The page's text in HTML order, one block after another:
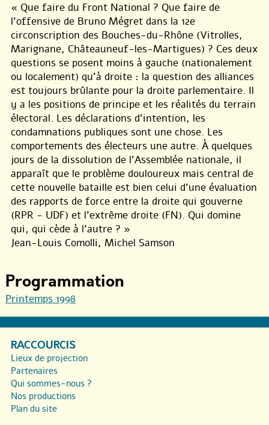
« Que faire du Front National ? Que faire de
l’offensive de Bruno Mégret dans la 12e
circonscription des Bouches-du-Rhône (Vitrolles,
Marignane, Châteauneuf-les-Martigues) ? Ces deux
questions se posent moins à gauche (nationalement
ou localement) qu’à droite : la question des alliances
est toujours brûlante pour la droite parlementaire. Il
y a les positions de principe et les réalités du terrain
électoral. Les déclarations d’intention, les
condamnations publiques sont une chose. Les
comportements des électeurs une autre. À quelques
jours de la dissolution de l’Assemblée nationale, il
apparaît que le problème douloureux mais central de
cette nouvelle bataille est bien celui d’une évaluation
des rapports de force entre la droite qui gouverne
(RPR - UDF) et l’extrême droite (FN). Qui domine
qui, qui cède à l’autre ? »
Jean-Louis Comolli, Michel Samson
Programmation
Printemps 1998
RACCOURCIS
Lieux de projection
Partenaires
Qui sommes-nous ?
Nos productions
Plan du site